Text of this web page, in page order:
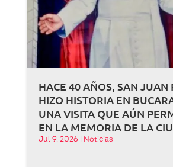
HACE 40 AÑOS, SAN JUAN
HIZO HISTORIA EN
UNA VISITA QUE AÚN
EN LA MEMORIA DE LA
Jul 9, 2026 Noticias